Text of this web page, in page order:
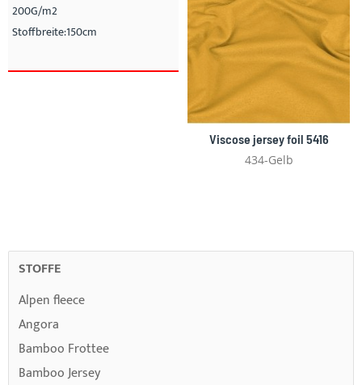
200G/m2
Stoffbreite:150cm
Viscose jersey foil 5416
434-Gelb
STOFFE
Alpen fleece
Angora
Bamboo Frottee
Bamboo Jersey